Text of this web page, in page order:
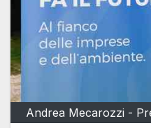
Andrea Mecarozzi -